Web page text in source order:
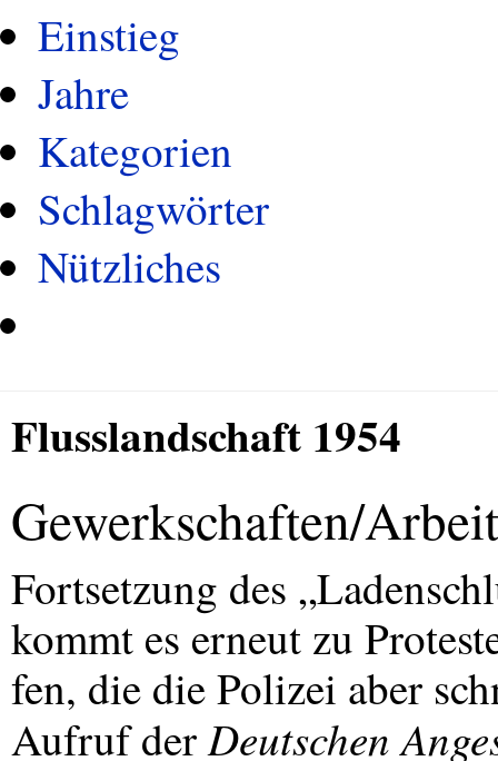
Einstieg
Jahre
Kategorien
Schlagwörter
Nützliches
Flusslandschaft 1954
Gewerkschaften/
Fortsetzung des
kommt es erneut zu
fen, die die Polizei aber
Aufruf derDeutschen